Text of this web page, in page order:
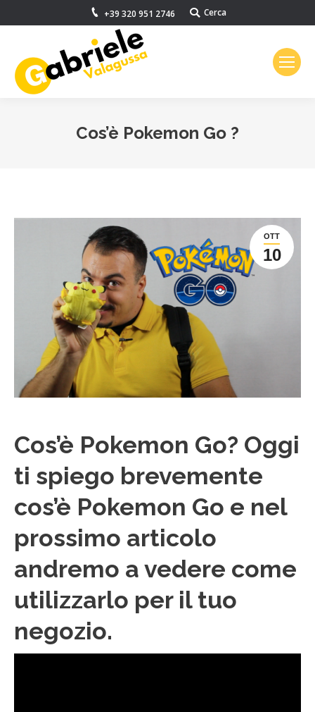
+39 320 951 2746 Search:
Cerca
Cos’è Pokemon Go ?
OTT
10
Cos’è Pokemon Go? Oggi
ti spiego brevemente
cos’è Pokemon Go e nel
prossimo articolo
andremo a vedere come
utilizzarlo per il tuo
negozio.